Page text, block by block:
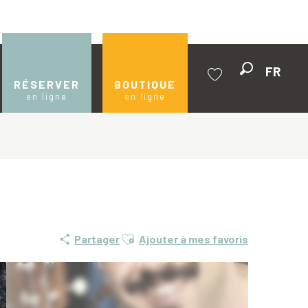
RÉSERVER
en ligne
BOUTIQUE
en ligne
FR
PartagerAjouter aux favoris
Ajouter à mes favoris